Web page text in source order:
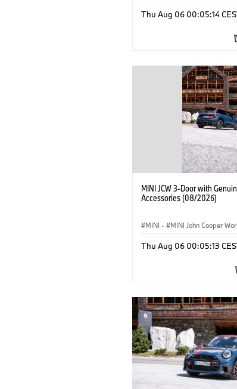
Optional Extras, Accessories
Thu Aug 06 00:05:14
MINI JCW 3-Door with
Accessories (08/2026)
MINI · MINI John Cooper
Optional Extras, Accessories
Thu Aug 06 00:05:13